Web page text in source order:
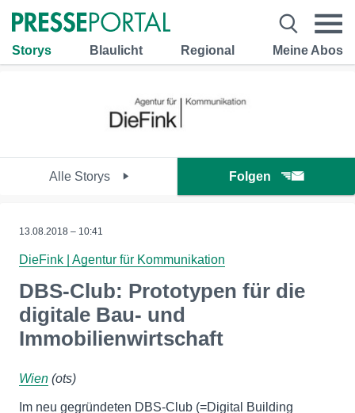
Storys Blaulicht Regional Meine Abos
Alle Storys Folgen
13.08.2018 – 10:41
DieFink | Agentur für Kommunikation
DBS-Club: Prototypen für die
digitale Bau- und
Immobilienwirtschaft
Wien (ots)
Im neu gegründeten DBS-Club (=Digital Building